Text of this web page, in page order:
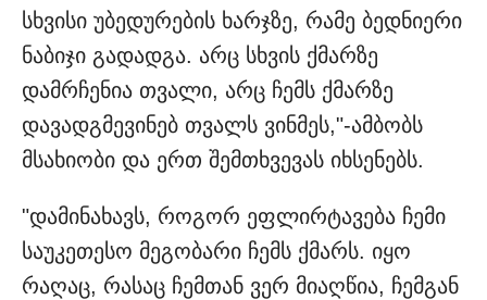
სხვისი უბედურების ხარჯზე, რამე ბედნიერი
ნაბიჯი გადადგა. არც სხვის ქმარზე
დამრჩენია თვალი, არც ჩემს ქმარზე
დავადგმევინებ თვალს ვინმეს,"-ამბობს
მსახიობი და ერთ შემთხვევას იხსენებს.
"დამინახავს, როგორ ეფლირტავება ჩემი
საუკეთესო მეგობარი ჩემს ქმარს. იყო
რაღაც, რასაც ჩემთან ვერ მიაღწია, ჩემგან